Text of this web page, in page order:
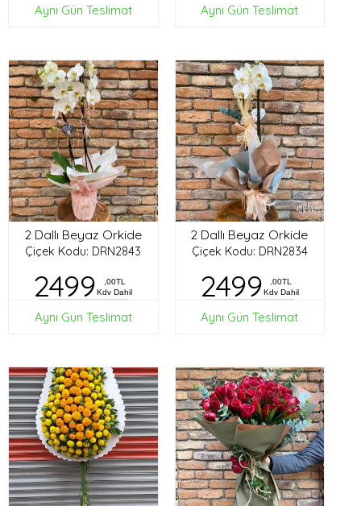
Aynı Gün Teslimat Aynı Gün Teslimat
2 Dallı Beyaz Orkide
Çiçek Kodu: DRN2843
2499
,00TL
Kdv Dahil
Aynı Gün Teslimat
2 Dallı Beyaz Orkide
Çiçek Kodu: DRN2834
2499
,00TL
Kdv Dahil
Aynı Gün Teslimat